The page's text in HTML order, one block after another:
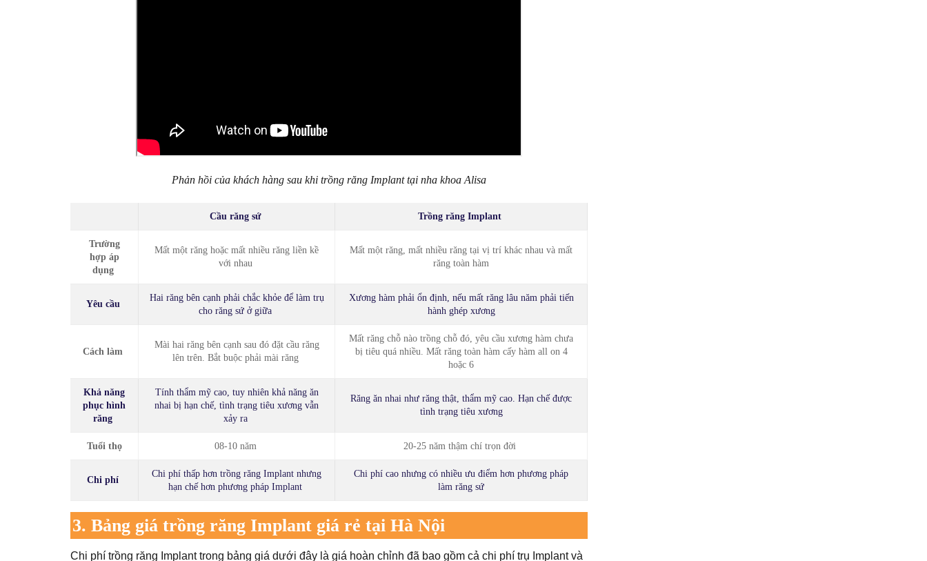
Phản hồi của khách hàng sau khi trồng răng Implant tại nha khoa Alisa
Cầu răng sứ Trồng răng Implant
Trường
hợp áp
dụng
Mất một răng hoặc mất nhiều răng liền kề
với nhau
Mất một răng, mất nhiều răng tại vị trí khác nhau và mất
răng toàn hàm
Yêu cầu
Hai răng bên cạnh phải chắc khỏe để làm trụ
cho răng sứ ở giữa
Xương hàm phải ổn định, nếu mất răng lâu năm phải tiến
hành ghép xương
Cách làm
Mài hai răng bên cạnh sau đó đặt cầu răng
lên trên. Bắt buộc phải mài răng
Mất răng chỗ nào trồng chỗ đó, yêu cầu xương hàm chưa
bị tiêu quá nhiều. Mất răng toàn hàm cấy hàm all on 4
hoặc 6
Khả năng
phục hình
răng
Tính thẩm mỹ cao, tuy nhiên khả năng ăn
nhai bị hạn chế, tình trạng tiêu xương vẫn
xảy ra
Răng ăn nhai như răng thật, thẩm mỹ cao. Hạn chế được
tình trạng tiêu xương
Tuổi thọ 08-10 năm 20-25 năm thậm chí trọn đời
Chi phí
Chi phí thấp hơn trồng răng Implant nhưng
hạn chế hơn phương pháp Implant
Chi phí cao nhưng có nhiều ưu điểm hơn phương pháp
làm răng sứ
3. Bảng giá trồng răng Implant giá rẻ tại Hà Nội
Chi phí trồng răng Implant trong bảng giá dưới đây là giá hoàn chỉnh đã bao gồm cả chi phí trụ Implant và